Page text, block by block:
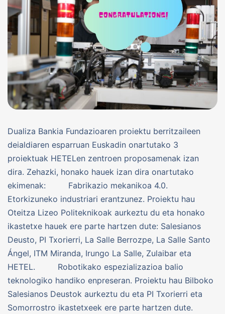
Dualiza Bankia Fundazioaren proiektu berritzaileen
deialdiaren esparruan Euskadin onartutako 3
proiektuak HETELen zentroen proposamenak izan
dira. Zehazki, honako hauek izan dira onartutako
ekimenak: Fabrikazio mekanikoa 4.0.
Etorkizuneko industriari erantzunez. Proiektu hau
Oteitza Lizeo Politeknikoak aurkeztu du eta honako
ikastetxe hauek ere parte hartzen dute: Salesianos
Deusto, PI Txorierri, La Salle Berrozpe, La Salle Santo
Ángel, ITM Miranda, Irungo La Salle, Zulaibar eta
HETEL. Robotikako espezializazioa balio
teknologiko handiko enpreseran. Proiektu hau Bilboko
Salesianos Deustok aurkeztu du eta PI Txorierri eta
Somorrostro ikastetxeek ere parte hartzen dute.